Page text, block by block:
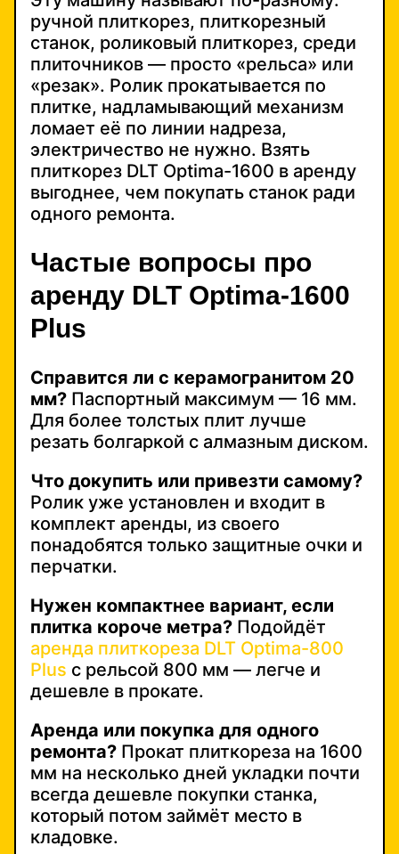
ручной плиткорез, плиткорезный
станок, роликовый плиткорез, среди
плиточников — просто «рельса» или
«резак». Ролик прокатывается по
плитке, надламывающий механизм
ломает её по линии надреза,
электричество не нужно. Взять
плиткорез DLT Optima-1600 в аренду
выгоднее, чем покупать станок ради
одного ремонта.
Частые вопросы про
аренду DLT Optima-1600
Plus
Справится ли с керамогранитом 20
мм? Паспортный максимум — 16 мм.
Для более толстых плит лучше
резать болгаркой с алмазным диском.
Что докупить или привезти самому?
Ролик уже установлен и входит в
комплект аренды, из своего
понадобятся только защитные очки и
перчатки.
Нужен компактнее вариант, если
плитка короче метра? Подойдёт
аренда плиткореза DLT Optima-800
Plus с рельсой 800 мм — легче и
дешевле в прокате.
Аренда или покупка для одного
ремонта? Прокат плиткореза на 1600
мм на несколько дней укладки почти
всегда дешевле покупки станка,
который потом займёт место в
кладовке.